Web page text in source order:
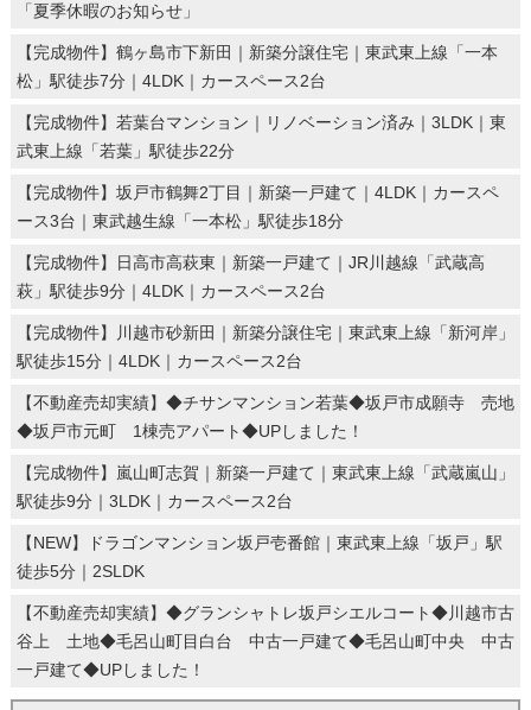
「夏季休暇のお知らせ」
【完成物件】鶴ヶ島市下新田｜新築分譲住宅｜東武東上線「一本
松」駅徒歩7分｜4LDK｜カースペース2台
【完成物件】若葉台マンション｜リノベーション済み｜3LDK｜東
武東上線「若葉」駅徒歩22分
【完成物件】坂戸市鶴舞2丁目｜新築一戸建て｜4LDK｜カースペ
ース3台｜東武越生線「一本松」駅徒歩18分
【完成物件】日高市高萩東｜新築一戸建て｜JR川越線「武蔵高
萩」駅徒歩9分｜4LDK｜カースペース2台
【完成物件】川越市砂新田｜新築分譲住宅｜東武東上線「新河岸」
駅徒歩15分｜4LDK｜カースペース2台
【不動産売却実績】◆チサンマンション若葉◆坂戸市成願寺 売地
◆坂戸市元町 1棟売アパート◆UPしました！
【完成物件】嵐山町志賀｜新築一戸建て｜東武東上線「武蔵嵐山」
駅徒歩9分｜3LDK｜カースペース2台
【NEW】ドラゴンマンション坂戸壱番館｜東武東上線「坂戸」駅
徒歩5分｜2SLDK
【不動産売却実績】◆グランシャトレ坂戸シエルコート◆川越市古
谷上 土地◆毛呂山町目白台 中古一戸建て◆毛呂山町中央 中古
一戸建て◆UPしました！